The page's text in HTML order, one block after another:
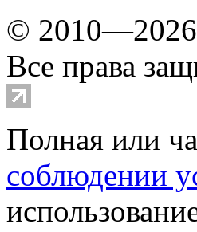
© 2010—2026
Все права
Полная или
соблюдении